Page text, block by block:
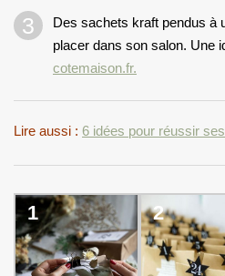
Des sachets kraft pendus à
placer dans son salon. Une
cotemaison.fr.
Lire aussi : 6 idées pour réussir
1 2